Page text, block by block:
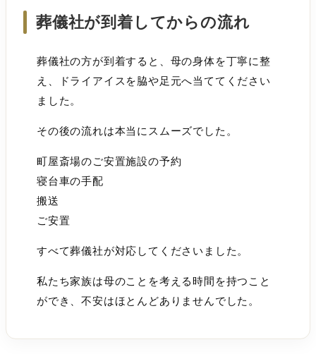
葬儀社が到着してからの流れ
葬儀社の方が到着すると、母の身体を丁寧に整
え、ドライアイスを脇や足元へ当ててください
ました。
その後の流れは本当にスムーズでした。
町屋斎場のご安置施設の予約
寝台車の手配
搬送
ご安置
すべて葬儀社が対応してくださいました。
私たち家族は母のことを考える時間を持つこと
ができ、不安はほとんどありませんでした。